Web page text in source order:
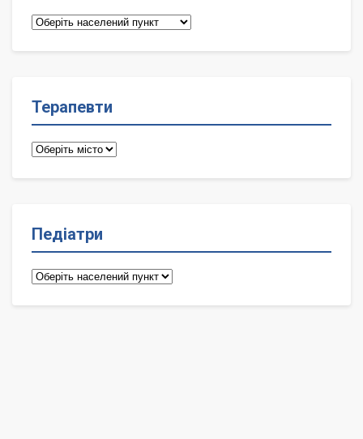
Сімейні
Терапевти
Терапевти
Педіатри
Педіатри